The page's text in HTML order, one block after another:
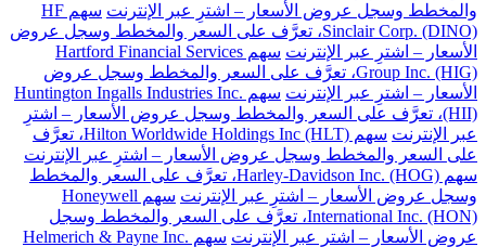
والمخطط وسجل عروض الأسعار – اشترِ عبر الإنترنت
سهم HF
Sinclair Corp. (DINO)، تعرَّف على السعر والمخطط وسجل عروض
الأسعار – اشترِ عبر الإنترنت
سهم Hartford Financial Services
Group Inc. (HIG)، تعرَّف على السعر والمخطط وسجل عروض
الأسعار – اشترِ عبر الإنترنت
سهم Huntington Ingalls Industries Inc.
(HII)، تعرَّف على السعر والمخطط وسجل عروض الأسعار – اشترِ
عبر الإنترنت
سهم Hilton Worldwide Holdings Inc (HLT)، تعرَّف
على السعر والمخطط وسجل عروض الأسعار – اشترِ عبر الإنترنت
سهم Harley-Davidson Inc. (HOG)، تعرَّف على السعر والمخطط
وسجل عروض الأسعار – اشترِ عبر الإنترنت
سهم Honeywell
International Inc. (HON)، تعرَّف على السعر والمخطط وسجل
عروض الأسعار – اشترِ عبر الإنترنت
سهم Helmerich & Payne Inc.